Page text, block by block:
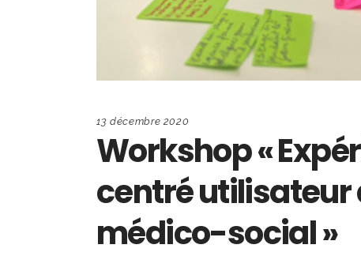
13 décembre 2020
Workshop «
centré utilisateur
médico-social »